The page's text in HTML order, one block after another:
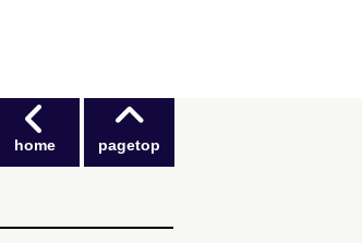
pagetop
home